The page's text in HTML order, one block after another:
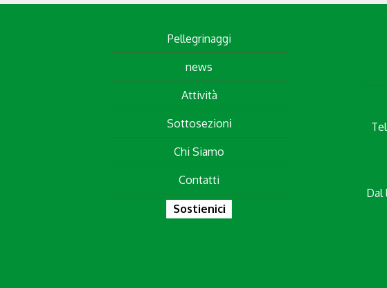
Pellegrinaggi
news
Attività
Sottosezioni
Chi Siamo
Contatti
Sostienici
Dal